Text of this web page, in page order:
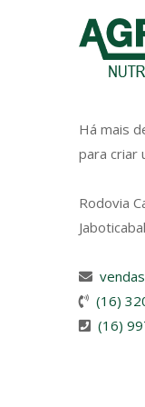
Há mais
para criar
Rodovia
(16)
(16)